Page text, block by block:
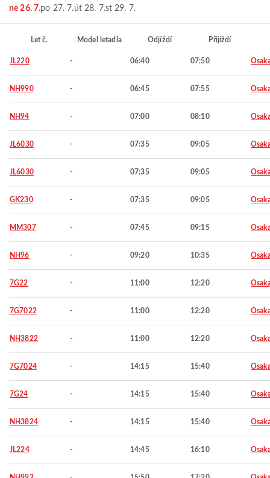
ne 26. 7.po 27. 7.út 28. 7.st 29. 7.
Let č. Model letadla Odjíždí Přijíždí
JL220 - 06:40 07:50
NH990 - 06:45 07:55
NH94 - 07:00 08:10
JL6030 - 07:35 09:05
JL6030 - 07:35 09:05
GK230 - 07:35 09:05
MM307 - 07:45 09:15
NH96 - 09:20 10:35
7G22 - 11:00 12:20
7G7022 - 11:00 12:20
NH3822 - 11:00 12:20
7G7024 - 14:15 15:40
7G24 - 14:15 15:40
NH3824 - 14:15 15:40
JL224 - 14:45 16:10